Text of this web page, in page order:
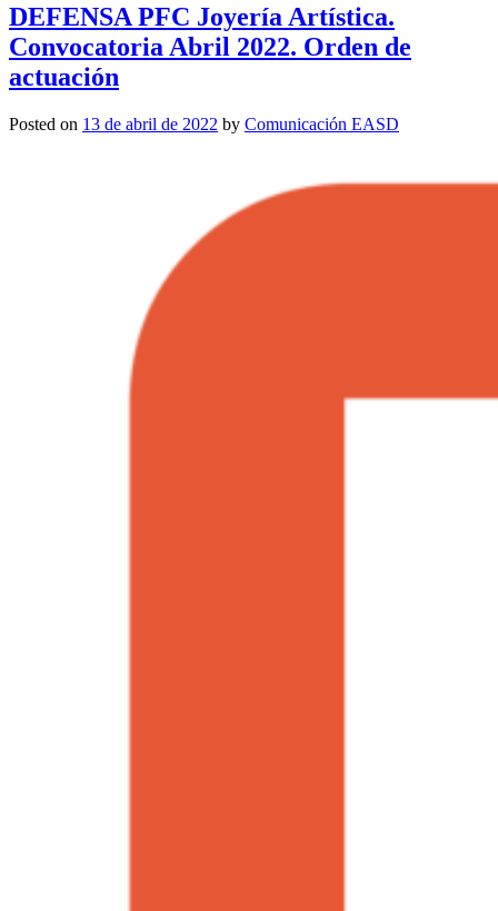
DEFENSA PFC Joyería Artística.
Convocatoria Abril 2022. Orden de
actuación
Posted on 13 de abril de 2022 by Comunicación EASD